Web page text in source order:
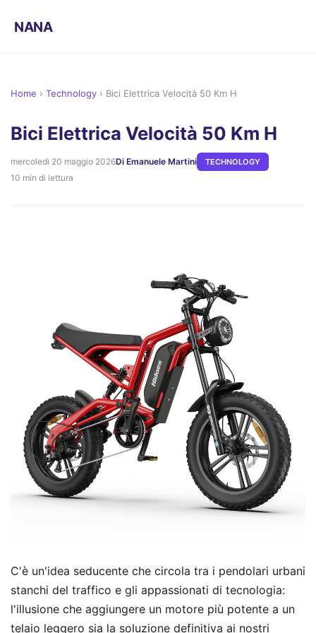
NANA
Home › Technology › Bici Elettrica Velocità 50 Km H
Bici Elettrica Velocità 50 Km H
mercoledì 20 maggio 2026Di Emanuele Martini TECHNOLOGY
10 min di lettura
C'è un'idea seducente che circola tra i pendolari urbani
stanchi del traffico e gli appassionati di tecnologia:
l'illusione che aggiungere un motore più potente a un
telaio leggero sia la soluzione definitiva ai nostri